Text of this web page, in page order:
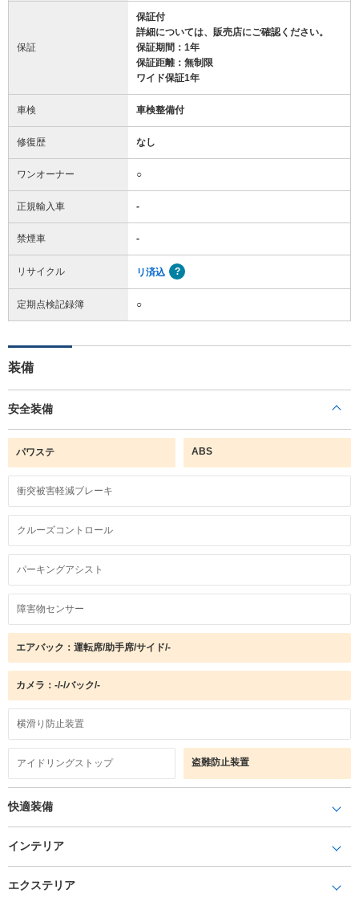
保証
保証付
詳細については、販売店にご確認ください。
保証期間：1年
保証距離：無制限
ワイド保証1年
車検 車検整備付
修復歴 なし
ワンオーナー ○
正規輸入車 -
禁煙車 -
リサイクル リ済込
定期点検記録簿 ○
装備
安全装備
パワステ ABS
衝突被害軽減ブレーキ
クルーズコントロール
パーキングアシスト
障害物センサー
エアバック：運転席/助手席/サイド/-
カメラ：-/-/バック/-
横滑り防止装置
アイドリングストップ 盗難防止装置
快適装備
インテリア
エクステリア